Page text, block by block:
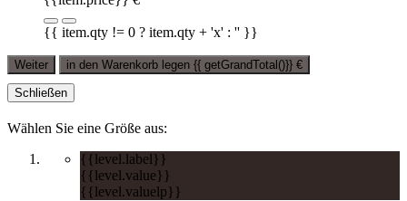
{{ item.qty != 0 ? item.qty + 'x' : '' }}
Weiter in den Warenkorb legen {{ getGrandTotal()}} €
Schließen
Wählen Sie eine Größe aus:
{{level.label}}
{{level.value}}
{{level.valuelp}}